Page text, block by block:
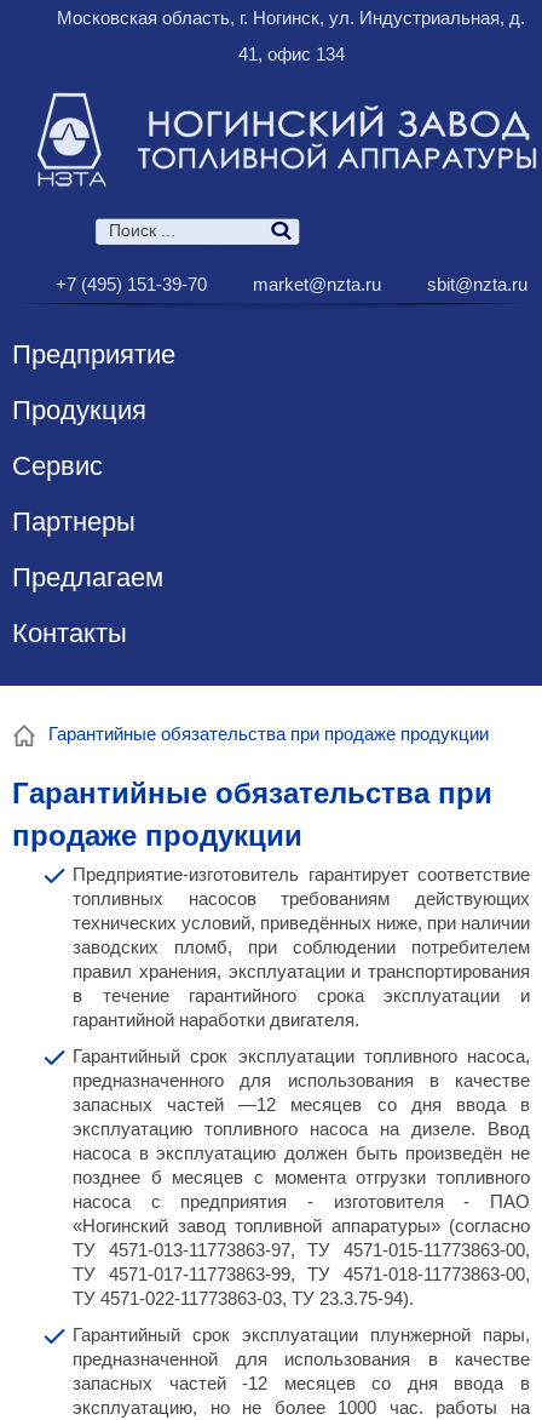
Московская область, г. Ногинск, ул. Индустриальная, д.
41, офис 134
+7 (495) 151-39-70 market@nzta.ru sbit@nzta.ru
Предприятие
Продукция
Сервис
Партнеры
Предлагаем
Контакты
Гарантийные обязательства при продаже продукции
Гарантийные обязательства при
продаже продукции
Предприятие-изготовитель гарантирует соответствие
топливных насосов требованиям действующих
технических условий, приведённых ниже, при наличии
заводских пломб, при соблюдении потребителем
правил хранения, эксплуатации и транспортирования
в течение гарантийного срока эксплуатации и
гарантийной наработки двигателя.
Гарантийный срок эксплуатации топливного насоса,
предназначенного для использования в качестве
запасных частей —12 месяцев со дня ввода в
эксплуатацию топливного насоса на дизеле. Ввод
насоса в эксплуатацию должен быть произведён не
позднее б месяцев с момента отгрузки топливного
насоса с предприятия - изготовителя - ПАО
«Ногинский завод топливной аппаратуры» (согласно
ТУ 4571-013-11773863-97, ТУ 4571-015-11773863-00,
ТУ 4571-017-11773863-99, ТУ 4571-018-11773863-00,
ТУ 4571-022-11773863-03, ТУ 23.3.75-94).
Гарантийный срок эксплуатации плунжерной пары,
предназначенной для использования в качестве
запасных частей -12 месяцев со дня ввода в
эксплуатацию, но не более 1000 час. работы на